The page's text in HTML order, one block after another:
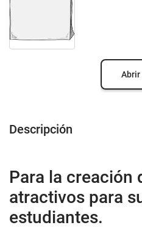
Abrir
Descripción
Para la creación
atractivos para
estudiantes.